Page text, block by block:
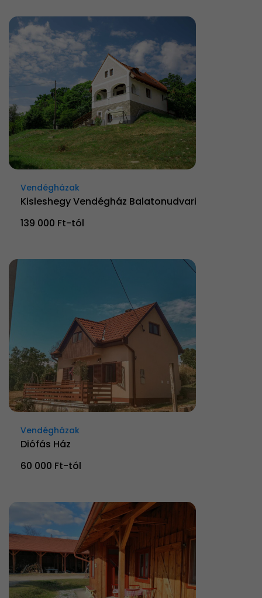
Vendégházak
Kisleshegy Vendégház Balatonudvari
139 000 Ft-tól
Vendégházak
Diófás Ház
60 000 Ft-tól